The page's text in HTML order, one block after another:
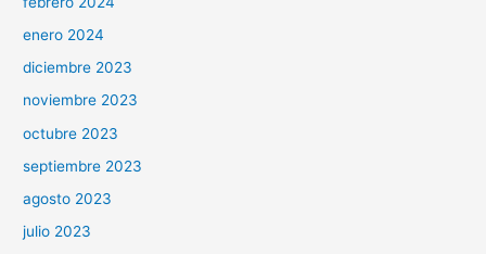
enero 2024
diciembre 2023
noviembre 2023
octubre 2023
septiembre 2023
agosto 2023
julio 2023